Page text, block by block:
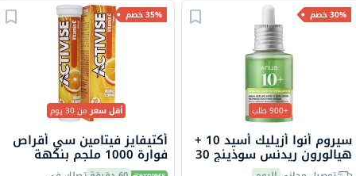
30% خصم
+900 طلب
سيروم أنوا أزيليك أسيد 10 +
هيالورون ريدنس سوذينج 30
مل
35% خصم
أقل سعرمن 30 يوم
أكتيفايز فيتامين سي أقراص
فوارة 1000 ملجم بنكهة
البرتقال حزمة من 20